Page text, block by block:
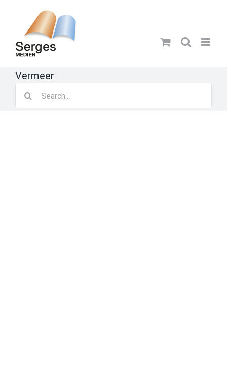
content
Vermeer
for: